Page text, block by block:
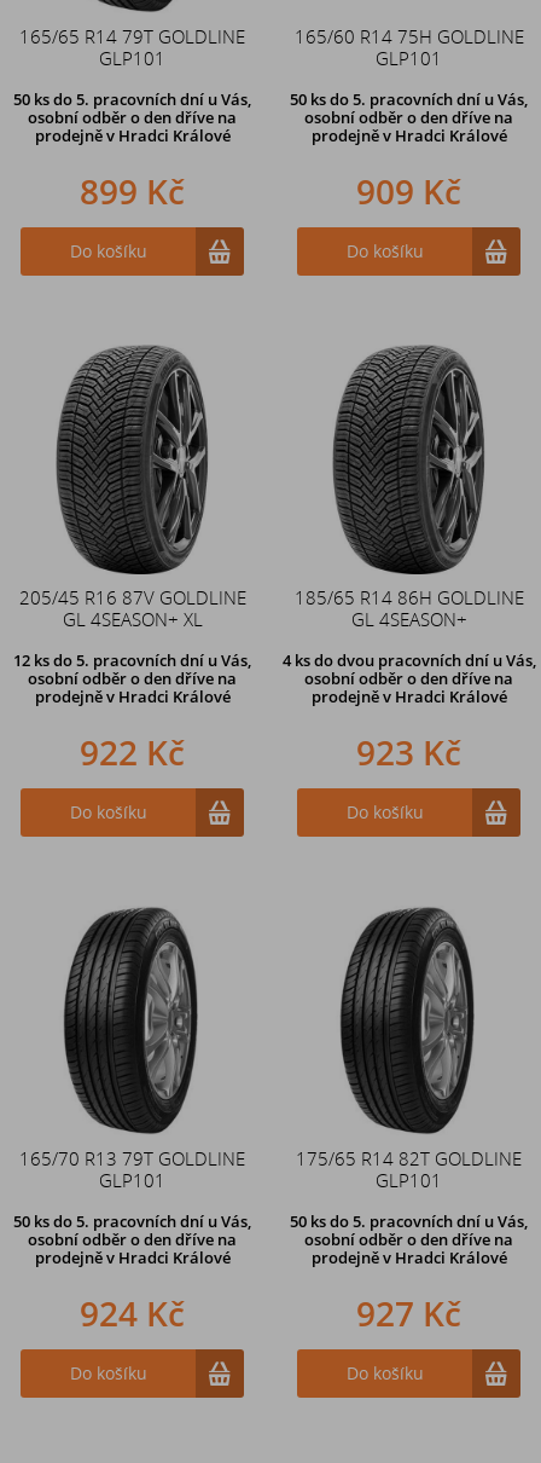
165/65 R14 79T GOLDLINE
GLP101
50 ksdo 5. pracovních dní u Vás,
osobní odběr o den dříve na
prodejněv Hradci Králové
899 Kč
Do košíku
165/60 R14 75H GOLDLINE
GLP101
50 ksdo 5. pracovních dní u Vás,
osobní odběr o den dříve na
prodejněv Hradci Králové
909 Kč
Do košíku
205/45 R16 87V GOLDLINE
GL 4SEASON+ XL
12 ksdo 5. pracovních dní u Vás,
osobní odběr o den dříve na
prodejněv Hradci Králové
922 Kč
Do košíku
185/65 R14 86H GOLDLINE
GL 4SEASON+
4 ks do dvou pracovních dní u Vás,
osobní odběr o den dříve na
prodejně v Hradci Králové
923 Kč
Do košíku
165/70 R13 79T GOLDLINE
GLP101
50 ksdo 5. pracovních dní u Vás,
osobní odběr o den dříve na
prodejněv Hradci Králové
924 Kč
Do košíku
175/65 R14 82T GOLDLINE
GLP101
50 ksdo 5. pracovních dní u Vás,
osobní odběr o den dříve na
prodejněv Hradci Králové
927 Kč
Do košíku